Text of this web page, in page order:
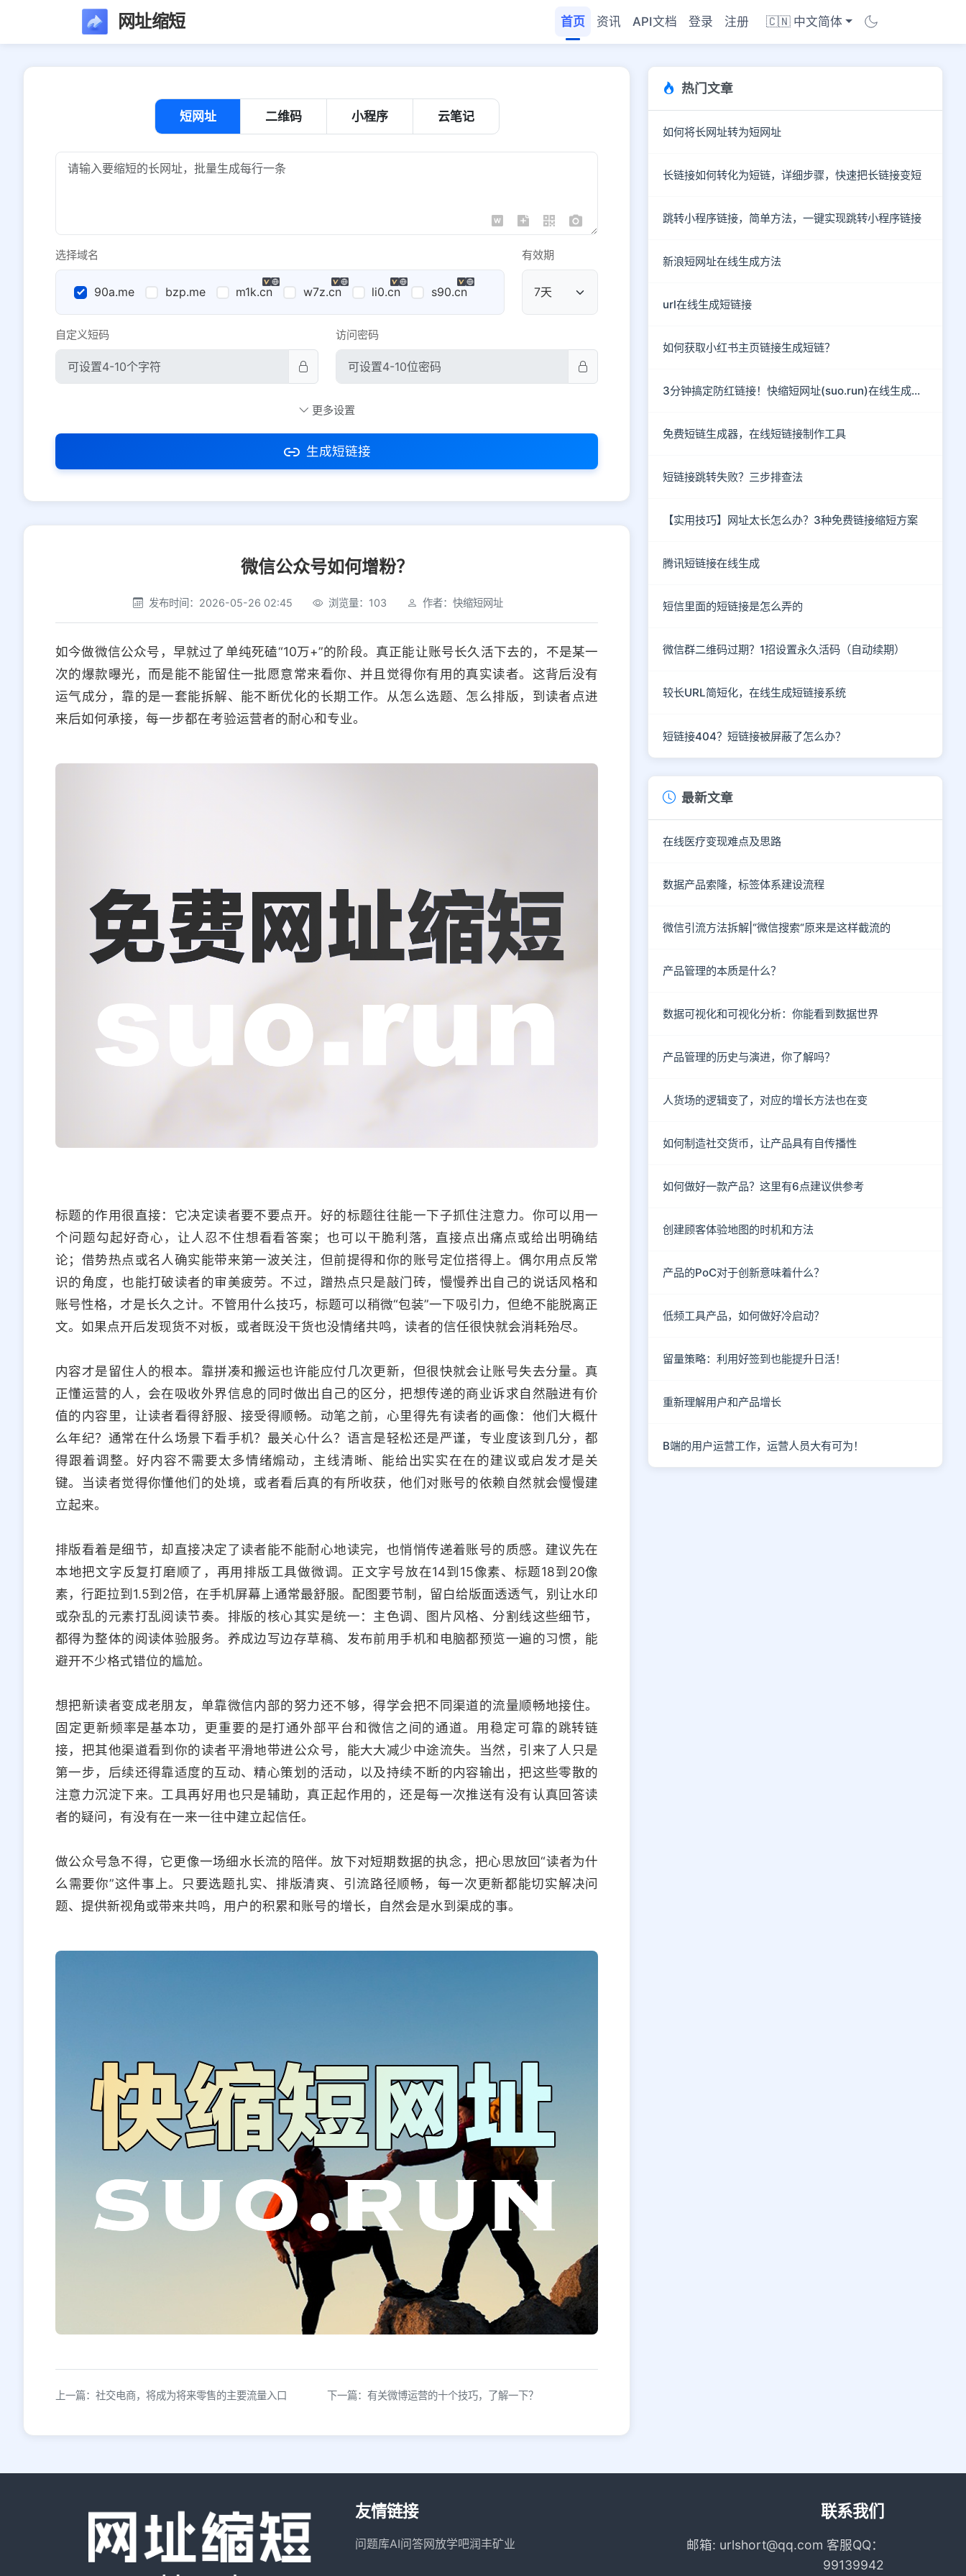
网址缩短 首页 资讯 API文档 登录 注册 🇨🇳 中文简体
短网址 二维码 小程序 云笔记
选择域名
90a.me bzp.me m1k.cn w7z.cn li0.cn s90.cn 公共域名
有效期
自定义短码 访问密码
社交平台 电商平台
选择防红平台类型，避免链接被拦截
平台设置
iOS Android PC 其他
更多设置
生成短链接
微信公众号如何增粉？
发布时间：2026-05-26 02:45 浏览量：103 作者：快缩短网址
如今做微信公众号，早就过了单纯死磕“10万+”的阶段。真正能让账号长久活下去的，不是某一
次的爆款曝光，而是能不能留住一批愿意常来看你、并且觉得你有用的真实读者。这背后没有
运气成分，靠的是一套能拆解、能不断优化的长期工作。从怎么选题、怎么排版，到读者点进
来后如何承接，每一步都在考验运营者的耐心和专业。
标题的作用很直接：它决定读者要不要点开。好的标题往往能一下子抓住注意力。你可以用一
个问题勾起好奇心，让人忍不住想看看答案；也可以干脆利落，直接点出痛点或给出明确结
论；借势热点或名人确实能带来第一波关注，但前提得和你的账号定位搭得上。偶尔用点反常
识的角度，也能打破读者的审美疲劳。不过，蹭热点只是敲门砖，慢慢养出自己的说话风格和
账号性格，才是长久之计。不管用什么技巧，标题可以稍微“包装”一下吸引力，但绝不能脱离正
文。如果点开后发现货不对板，或者既没干货也没情绪共鸣，读者的信任很快就会消耗殆尽。
内容才是留住人的根本。靠拼凑和搬运也许能应付几次更新，但很快就会让账号失去分量。真
正懂运营的人，会在吸收外界信息的同时做出自己的区分，把想传递的商业诉求自然融进有价
值的内容里，让读者看得舒服、接受得顺畅。动笔之前，心里得先有读者的画像：他们大概什
么年纪？通常在什么场景下看手机？最关心什么？语言是轻松还是严谨，专业度该到几分，都
得跟着调整。好内容不需要太多情绪煽动，主线清晰、能给出实实在在的建议或启发才是关
键。当读者觉得你懂他们的处境，或者看后真的有所收获，他们对账号的依赖自然就会慢慢建
立起来。
排版看着是细节，却直接决定了读者能不能耐心地读完，也悄悄传递着账号的质感。建议先在
本地把文字反复打磨顺了，再用排版工具做微调。正文字号放在14到15像素、标题18到20像
素，行距拉到1.5到2倍，在手机屏幕上通常最舒服。配图要节制，留白给版面透透气，别让水印
或杂乱的元素打乱阅读节奏。排版的核心其实是统一：主色调、图片风格、分割线这些细节，
都得为整体的阅读体验服务。养成边写边存草稿、发布前用手机和电脑都预览一遍的习惯，能
避开不少格式错位的尴尬。
想把新读者变成老朋友，单靠微信内部的努力还不够，得学会把不同渠道的流量顺畅地接住。
固定更新频率是基本功，更重要的是打通外部平台和微信之间的通道。用稳定可靠的跳转链
接，把其他渠道看到你的读者平滑地带进公众号，能大大减少中途流失。当然，引来了人只是
第一步，后续还得靠适度的互动、精心策划的活动，以及持续不断的内容输出，把这些零散的
注意力沉淀下来。工具再好用也只是辅助，真正起作用的，还是每一次推送有没有认真回答读
者的疑问，有没有在一来一往中建立起信任。
做公众号急不得，它更像一场细水长流的陪伴。放下对短期数据的执念，把心思放回“读者为什
么需要你”这件事上。只要选题扎实、排版清爽、引流路径顺畅，每一次更新都能切实解决问
题、提供新视角或带来共鸣，用户的积累和账号的增长，自然会是水到渠成的事。
上一篇：社交电商，将成为将来零售的主要流量入口 下一篇：有关微博运营的十个技巧，了解一下？
热门文章
如何将长网址转为短网址
长链接如何转化为短链，详细步骤，快速把长链接变短
跳转小程序链接，简单方法，一键实现跳转小程序链接
新浪短网址在线生成方法
url在线生成短链接
如何获取小红书主页链接生成短链？
3分钟搞定防红链接！快缩短网址(suo.run)在线生成指南
免费短链生成器，在线短链接制作工具
短链接跳转失败？三步排查法
【实用技巧】网址太长怎么办？3种免费链接缩短方案
腾讯短链接在线生成
短信里面的短链接是怎么弄的
微信群二维码过期？1招设置永久活码（自动续期）
较长URL简短化，在线生成短链接系统
短链接404？短链接被屏蔽了怎么办？
最新文章
在线医疗变现难点及思路
数据产品索隆，标签体系建设流程
微信引流方法拆解|“微信搜索“原来是这样截流的
产品管理的本质是什么？
数据可视化和可视化分析：你能看到数据世界
产品管理的历史与演进，你了解吗？
人货场的逻辑变了，对应的增长方法也在变
如何制造社交货币，让产品具有自传播性
如何做好一款产品？这里有6点建议供参考
创建顾客体验地图的时机和方法
产品的PoC对于创新意味着什么？
低频工具产品，如何做好冷启动？
留量策略：利用好签到也能提升日活！
重新理解用户和产品增长
B端的用户运营工作，运营人员大有可为！
友情链接
问题库AI问答网放学吧润丰矿业
联系我们
邮箱: urlshort@qq.com 客服QQ：
99139942